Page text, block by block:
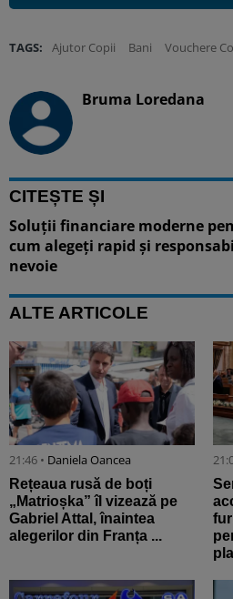
TAGS: Ajutor Copii Bani Vouchere
Bruma Loredana
CITEȘTE ȘI
Soluții financiare moderne
cum alegeți rapid și
nevoie
ALTE ARTICOLE
21:46 • Daniela Oancea
Rețeaua rusă de boți
„Matrioșka” îl vizează pe
Gabriel Attal, înaintea
alegerilor din Franța ...